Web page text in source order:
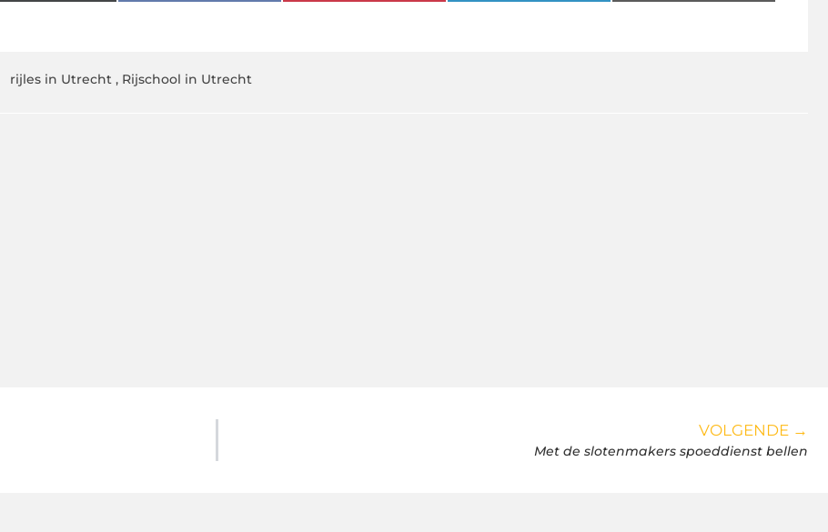
rijles in Utrecht , Rijschool in Utrecht
VOLGENDE →
Met de slotenmakers spoeddienst bellen